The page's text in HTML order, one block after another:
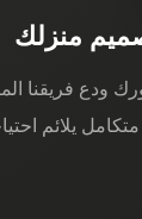
منزلك
ودع فريقنا
يلائم